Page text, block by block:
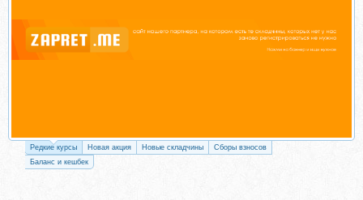
Редкие курсы Новая акция Новые складчины
Сборы взносов
Баланс и кешбек